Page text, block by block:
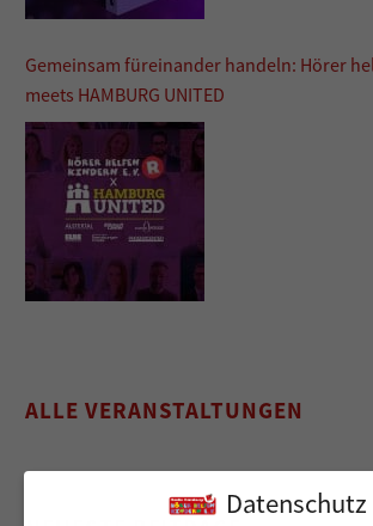
Gemeinsam füreinander handeln: Hörer
meets HAMBURG UNITED
ALLE VERANSTALTUNGEN
Datenschutz